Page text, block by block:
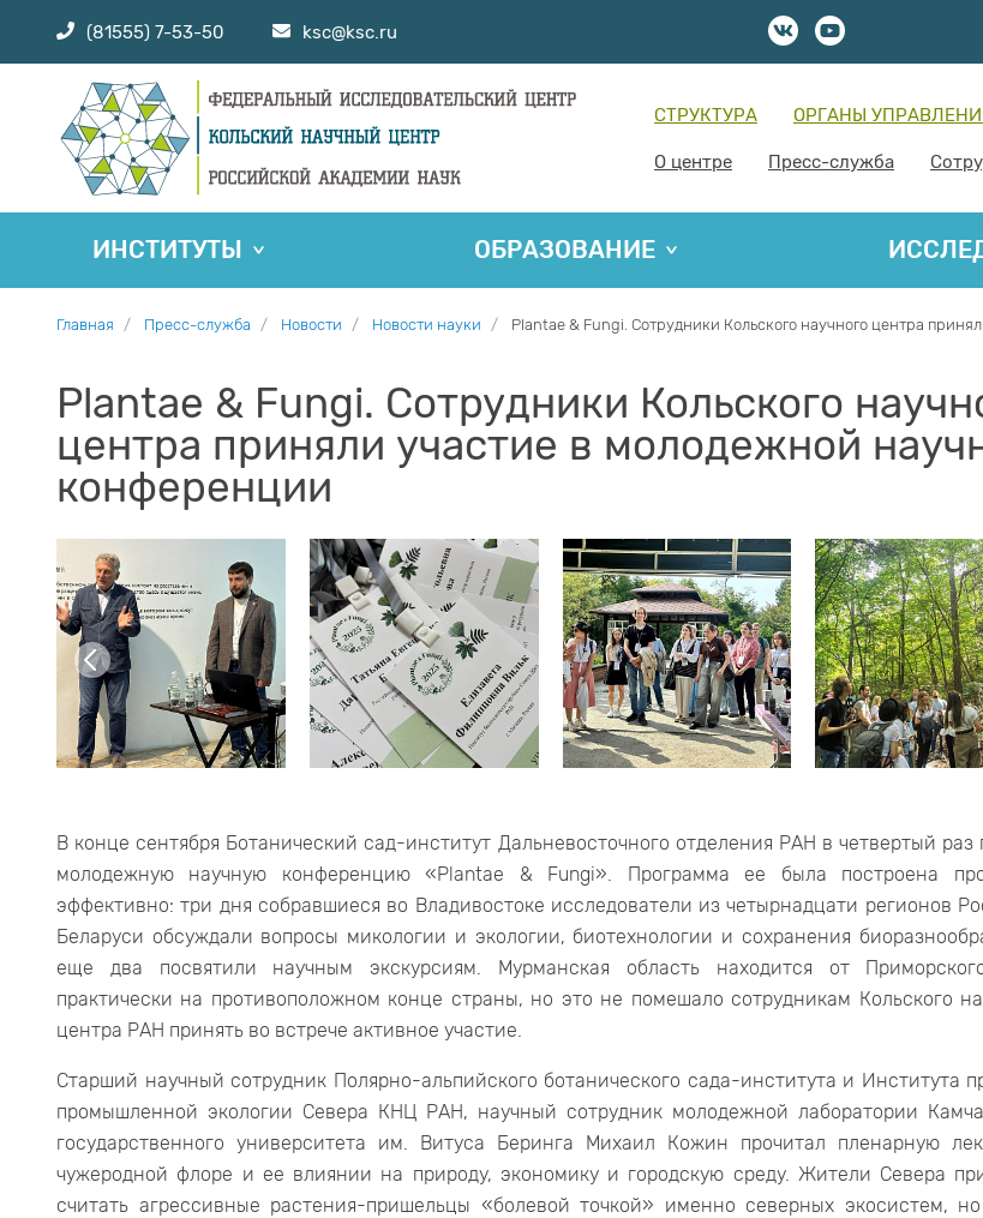
(81555) 7-53-50 ksc@ksc.ru
СТРУКТУРА ОРГАНЫ
О центре Пресс-служба
ИНСТИТУТЫ ОБРАЗОВАНИЕ
Главная Пресс-служба Новости Новости науки Plantae & Fungi. Сотрудники Кольского научного центра
Plantae & Fungi. Сотрудники Кольского
центра приняли участие в молодежной
конференции
В конце сентября Ботанический сад-институт Дальневосточного отделения РАН в четвертый раз
молодежную научную конференцию «Plantae & Fungi». Программа ее была построена
эффективно: три дня собравшиеся во Владивостоке исследователи из четырнадцати регионов
Беларуси обсуждали вопросы микологии и экологии, биотехнологии и сохранения
еще два посвятили научным экскурсиям. Мурманская область находится от
практически на противоположном конце страны, но это не помешало сотрудникам Кольского
центра РАН принять во встрече активное участие.
Старший научный сотрудник Полярно-альпийского ботанического сада-института и Института
промышленной экологии Севера КНЦ РАН, научный сотрудник молодежной лаборатории
государственного университета им. Витуса Беринга Михаил Кожин прочитал пленарную
чужеродной флоре и ее влиянии на природу, экономику и городскую среду. Жители Севера
считать агрессивные растения-пришельцы «болевой точкой» именно северных экосистем,